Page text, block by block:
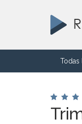
Todas